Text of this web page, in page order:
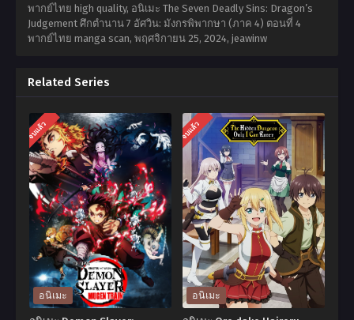
พากย์ไทย high quality, อนิเมะ The Seven Deadly Sins: Dragon’s
Judgement ศึกตำนาน 7 อัศวิน: มังกรพิพากษา (ภาค 4) ตอนที่ 4
พากย์ไทย manga scan, พฤศจิกายน 25, 2024, jeawinw
Related Series
จบแล้ว
อนิเมะ
จบแล้ว
อนิเมะ